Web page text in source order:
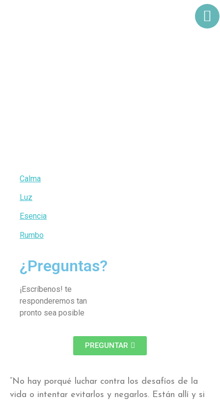
Calma
Luz
Esencia
Rumbo
¿Preguntas?
¡Escríbenos! te
responderemos tan
pronto sea posible
PREGUNTAR
“No hay porqué luchar contra los desafíos de la
vida o intentar evitarlos y negarlos. Están allí y si